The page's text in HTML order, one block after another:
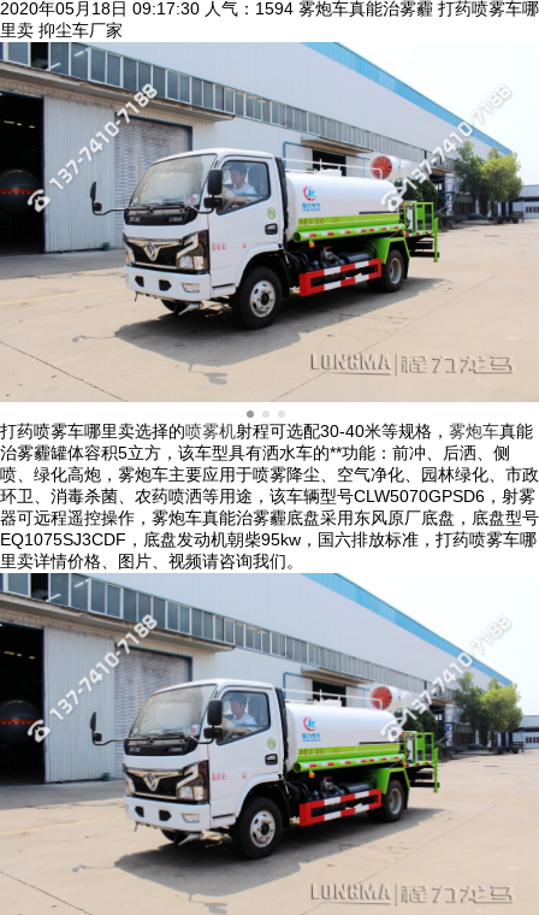
2020年05月18日 09:17:30 人气：1594 雾炮车真能治雾霾 打药喷雾车哪
里卖 抑尘车厂家
打药喷雾车哪里卖选择的喷雾机射程可选配30-40米等规格， 雾炮车真能
治雾霾罐体容积5立方，该车型具有洒水车的**功能：前冲、后洒、侧
喷、绿化高炮，雾炮车主要应用于喷雾降尘、空气净化、园林绿化、市政
环卫、消毒杀菌、农药喷洒等用途，该车辆型号CLW5070GPSD6，射雾
器可远程遥控操作，雾炮车真能治雾霾底盘采用东风原厂底盘，底盘型号
EQ1075SJ3CDF，底盘发动机朝柴95kw，国六排放标准，打药喷雾车哪
里卖详情价格、图片、视频请咨询我们。